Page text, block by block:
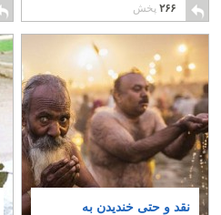
۲۶۶ پخش
نقد و حتی خندیدن به